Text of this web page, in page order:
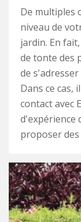
De multiples
niveau de
jardin. En
de tonte des
de
Dans ce cas,
contact avec
d'expérience
proposer